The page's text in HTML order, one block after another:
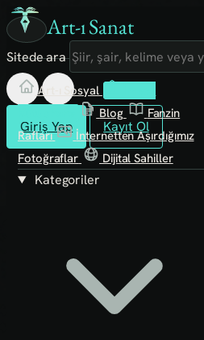
Art-ı Sanat
Sitede ara
Giriş Yap Kayıt Ol
Art-ı Sosyal
Blog
Fanzin
Rafları
İnternetten Aşırdığımız
Fotoğraflar
Dijital Sahiller
Kategoriler